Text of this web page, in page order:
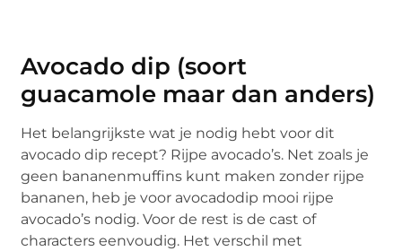
Avocado dip (soort
guacamole maar dan anders)
Het belangrijkste wat je nodig hebt voor dit
avocado dip recept? Rijpe avocado’s. Net zoals je
geen bananenmuffins kunt maken zonder rijpe
bananen, heb je voor avocadodip mooi rijpe
avocado’s nodig. Voor de rest is de cast of
characters eenvoudig. Het verschil met